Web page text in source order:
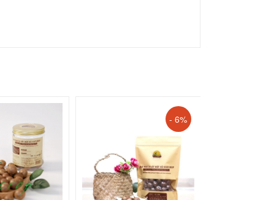
- 6%